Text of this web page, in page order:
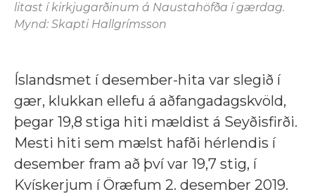
litast í kirkjugarðinum á Naustahöfða í gærdag.
Mynd: Skapti Hallgrímsson
Íslandsmet í desember-hita var slegið í
gær, klukkan ellefu á aðfangadagskvöld,
þegar 19,8 stiga hiti mældist á Seyðisfirði.
Mesti hiti sem mælst hafði hérlendis í
desember fram að því var 19,7 stig, í
Kvískerjum í Öræfum 2. desember 2019.